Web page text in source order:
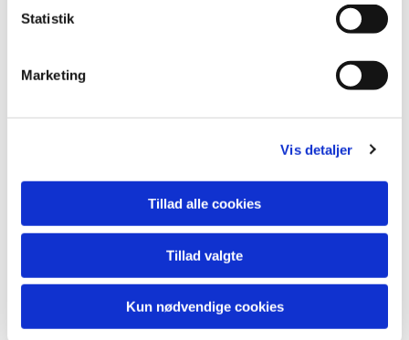
Statistik
Marketing
Vis detaljer
Tillad alle cookies
Tillad valgte
Kun nødvendige cookies
Rodbehandling af tand
Hvornår har man brug for en rodbehandling?